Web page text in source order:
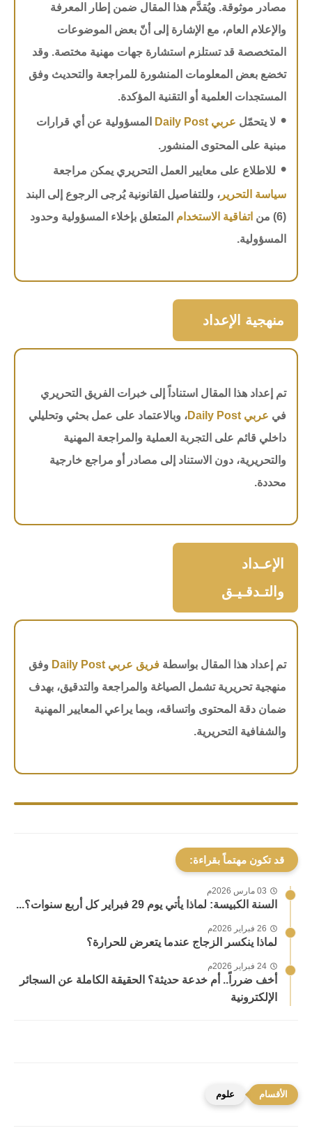
مصادر موثوقة. ويُقدَّم هذا المقال ضمن إطار المعرفة
والإعلام العام، مع الإشارة إلى أنّ بعض الموضوعات
المتخصصة قد تستلزم استشارة جهات مهنية مختصة. وقد
تخضع بعض المعلومات المنشورة للمراجعة والتحديث وفق
المستجدات العلمية أو التقنية المؤكدة.
• لا يتحمّل عربي Daily Post
المسؤولية عن أي قرارات
مبنية على المحتوى المنشور.
• للاطلاع على معايير العمل التحريري يمكن مراجعة
سياسة التحرير ، وللتفاصيل القانونية يُرجى الرجوع إلى البند
(6) من
اتفاقية الاستخدام المتعلق بإخلاء المسؤولية وحدود
المسؤولية.
منهجية الإعداد
تم إعداد هذا المقال استناداً إلى خبرات الفريق التحريري
في عربي Daily Post
، وبالاعتماد على عمل بحثي وتحليلي
داخلي قائم على التجربة العملية والمراجعة المهنية
والتحريرية، دون الاستناد إلى مصادر أو مراجع خارجية
محددة.
الإعـداد
والتـدقـيـق
تم إعداد هذا المقال بواسطة فريق عربي Daily Post
وفق
منهجية تحريرية تشمل الصياغة والمراجعة والتدقيق، بهدف
ضمان دقة المحتوى واتساقه، وبما يراعي المعايير المهنية
والشفافية التحريرية.
قد تكون مهتماً بقراءة:
03 مارس 2026م
السنة الكبيسة: لماذا يأتي يوم 29 فبراير كل أربع سنوات؟...
26 فبراير 2026م
لماذا ينكسر الزجاج عندما يتعرض للحرارة؟
24 فبراير 2026م
أخف ضرراً.. أم خدعة حديثة؟ الحقيقة الكاملة عن السجائر
الإلكترونية
علوم